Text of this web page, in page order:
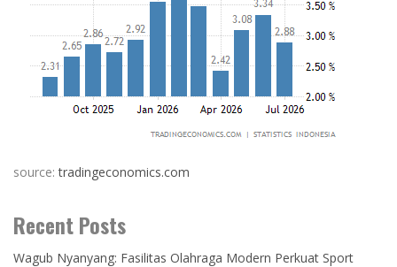
source:tradingeconomics.com
Recent Posts
Wagub Nyanyang: Fasilitas Olahraga Modern Perkuat Sport